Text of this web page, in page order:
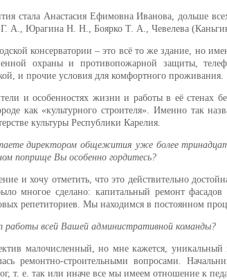
стала Анастасия Ефимовна Иванова, дольше
Г. А., Юрагина Н. Н., Боярко Т. А., Чевелева
консерватории – это всё то же здание, но
охраны и противопожарной защиты,
и прочие условия для комфортного проживания.
и особенностях жизни и работы в её
как «культурного строителя». Именно так
культуры Республики Карелия.
директором общежития уже более
поприще Вы особенно гордитесь?
и хочу отметить, что это действительно
многое сделано: капитальный ремонт
репетиториев. Мы находимся в постоянном
работы всей Вашей административной команды?
малочисленный, но мне кажется,
ремонтно-строительными вопросами.
т. е. так или иначе все мы имеем отношение к